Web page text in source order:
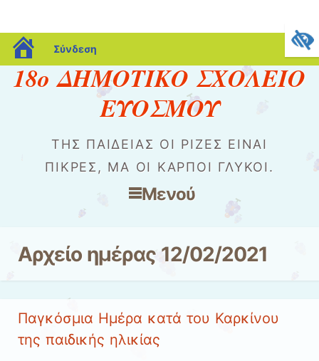
blogs.sch.gr
Σύνδεση
18ο ΔΗΜΟΤΙΚΟ ΣΧΟΛΕΙΟ
ΕΥΟΣΜΟΥ
ΤΗΣ ΠΑΙΔΕΊΑΣ ΟΙ ΡΊΖΕΣ ΕΊΝΑΙ
ΠΙΚΡΈΣ, ΜΑ ΟΙ ΚΑΡΠΟΊ ΓΛΥΚΟΊ.
Μενού
Μετάβαση στο περιεχόμενο
Αρχείο ημέρας 12/02/2021
Παγκόσμια Ημέρα κατά του Καρκίνου
της παιδικής ηλικίας